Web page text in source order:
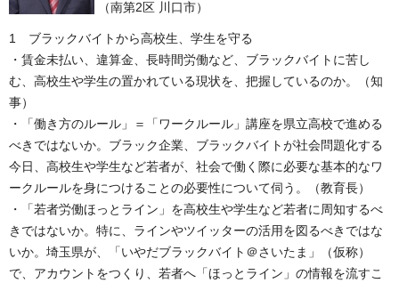
（南第2区 川口市）
1 ブラックバイトから高校生、学生を守る
・賃金未払い、違算金、長時間労働など、ブラックバイトに苦し
む、高校生や学生の置かれている現状を、把握しているのか。（知
事）
・「働き方のルール」＝「ワークルール」講座を県立高校で進める
べきではないか。ブラック企業、ブラックバイトが社会問題化する
今日、高校生や学生など若者が、社会で働く際に必要な基本的なワ
ークルールを身につけることの必要性について伺う。（教育長）
・「若者労働ほっとライン」を高校生や学生など若者に周知するべ
きではないか。特に、ラインやツイッターの活用を図るべきではな
いか。埼玉県が、「いやだブラックバイト＠さいたま」（仮称）
で、アカウントをつくり、若者へ「ほっとライン」の情報を流すこ